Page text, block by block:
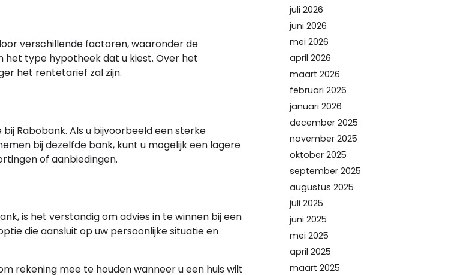
verschillende factoren, waaronder de
het type hypotheek dat u kiest. Over het
het rentetarief zal zijn.
Rabobank. Als u bijvoorbeeld een sterke
bij dezelfde bank, kunt u mogelijk een lagere
of aanbiedingen.
is het verstandig om advies in te winnen bij een
die aansluit op uw persoonlijke situatie en
rekening mee te houden wanneer u een huis wilt
juli 2026
juni 2026
mei 2026
april 2026
maart 2026
februari 2026
januari 2026
december 2025
november 2025
oktober 2025
september 2025
augustus 2025
juli 2025
juni 2025
mei 2025
april 2025
maart 2025